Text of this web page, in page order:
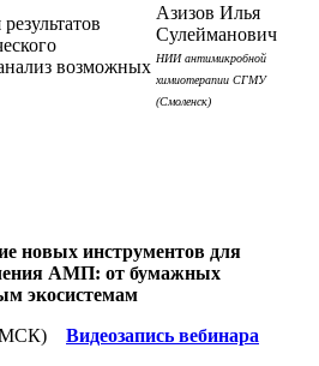
возможных
Азизов Илья
Сулейманович
НИИ антимикробной
химиотерапии СГМУ
(Смоленск)
новых инструментов для
АМП: от бумажных
экосистемам
(МСК) Видеозапись вебинара